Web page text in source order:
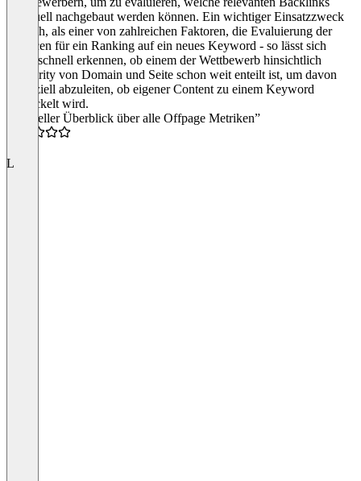
eventuell nachgebaut werden können. Ein wichtiger Einsatzzweck
ist auch, als einer von zahlreichen Faktoren, die Evaluierung der
Chancen für ein Ranking auf ein neues Keyword - so lässt sich
relaiv schnell erkennen, ob einem der Wettbewerb hinsichtlich
Authority von Domain und Seite schon weit enteilt ist, um davon
potenziell abzuleiten, ob eigener Content zu einem Keyword
entwickelt wird.
“Schneller Überblick über alle Offpage Metriken”
L